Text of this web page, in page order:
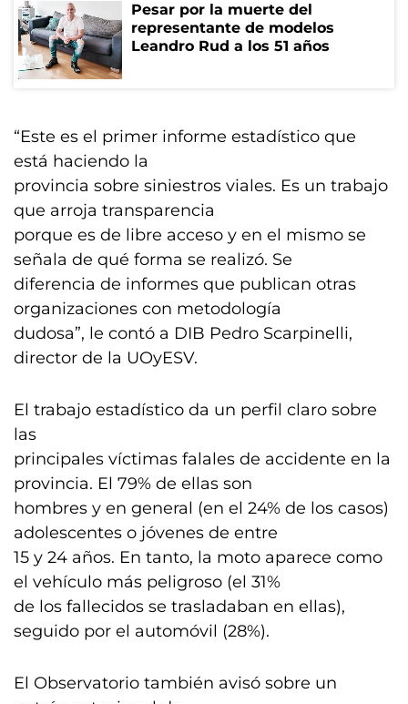
Pesar por la muerte del
representante de modelos
Leandro Rud a los 51 años
“Este es el primer informe estadístico que
está haciendo la
provincia sobre siniestros viales. Es un trabajo
que arroja transparencia
porque es de libre acceso y en el mismo se
señala de qué forma se realizó. Se
diferencia de informes que publican otras
organizaciones con metodología
dudosa”, le contó a DIB Pedro Scarpinelli,
director de la UOyESV.
El trabajo estadístico da un perfil claro sobre
las
principales víctimas falales de accidente en la
provincia. El 79% de ellas son
hombres y en general (en el 24% de los casos)
adolescentes o jóvenes de entre
15 y 24 años. En tanto, la moto aparece como
el vehículo más peligroso (el 31%
de los fallecidos se trasladaban en ellas),
seguido por el automóvil (28%).
El Observatorio también avisó sobre un